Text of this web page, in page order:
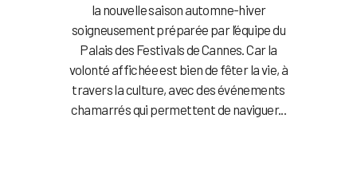
la nouvelle saison automne-hiver
soigneusement préparée par l’équipe du
Palais des Festivals de Cannes. Car la
volonté affichée est bien de fêter la vie, à
travers la culture, avec des événements
chamarrés qui permettent de naviguer...